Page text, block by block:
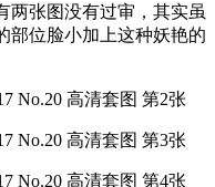
两张图没有过审，其实虽
部位脸小加上这种妖艳的